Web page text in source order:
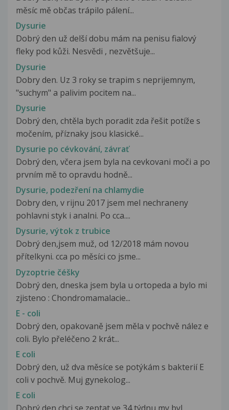
měsíc mě občas trápilo pálení...
Dysurie
Dobrý den už delší dobu mám na penisu fialový
fleky pod kůži. Nesvědi , nezvětšuje...
Dysurie
Dobry den. Uz 3 roky se trapim s neprijemnym,
"suchym" a palivim pocitem na...
Dysurie
Dobrý den, chtěla bych poradit zda řešit potíže s
močením, příznaky jsou klasické...
Dysurie po cévkování, závrať
Dobrý den, včera jsem byla na cevkovani moči a po
prvním mě to opravdu hodně...
Dysurie, podezření na chlamydie
Dobry den, v rijnu 2017 jsem mel nechraneny
pohlavni styk i analni. Po cca....
Dysurie, výtok z trubice
Dobrý den,jsem muž, od 12/2018 mám novou
přítelkyni. cca po měsíci co jsme...
Dyzoptrie čéšky
Dobrý den, dneska jsem byla u ortopeda a bylo mi
zjisteno : Chondromamalacie...
E - coli
Dobrý den, opakovaně jsem měla v pochvě nález e
coli. Bylo přeléčeno 2 krát...
E coli
Dobrý den, už dva měsíce se potýkám s bakterií E
coli v pochvě. Muj gynekolog...
E coli